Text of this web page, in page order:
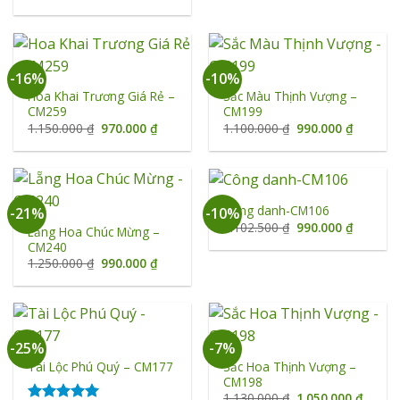
là: tại
950.000 ₫.
-16%
Hoa Khai Trương Giá Rẻ –
CM259
1.150.000₫ Giá
gốc
là:
970.000₫Giá
tại
970.000 ₫.
-10%
Sắc Màu Thịnh Vượng –
CM199
1.100.000₫ Giá
gốc
là:
990.000₫Giá
tại
-21%
Lẵng Hoa Chúc Mừng –
CM240
1.250.000₫ Giá
gốc
là:
990.000₫Giá
tại
990.000 ₫.
-10%Công danh-CM106
1.102.500₫ Giá
gốc
là:
990.000₫Giá
tại
-25%
Tài Lộc Phú Quý – CM177
-7%
Sắc Hoa Thịnh Vượng –
CM198